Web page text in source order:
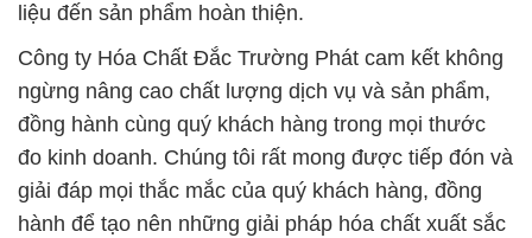
liệu đến sản phẩm hoàn thiện.
Công ty Hóa Chất Đắc Trường Phát cam kết không
ngừng nâng cao chất lượng dịch vụ và sản phẩm,
đồng hành cùng quý khách hàng trong mọi thước
đo kinh doanh. Chúng tôi rất mong được tiếp đón và
giải đáp mọi thắc mắc của quý khách hàng, đồng
hành để tạo nên những giải pháp hóa chất xuất sắc